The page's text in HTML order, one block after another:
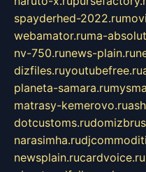
spayderhed-2022.ru
webamator.ruma-
nv-750.runews-plain.ru
dizfiles.ruyoutubefree.ru
planeta-samara.ru
matrasy-kemerovo.ru
dotcustoms.ru
narasimha.ru
newsplain.rucardvoice.ru